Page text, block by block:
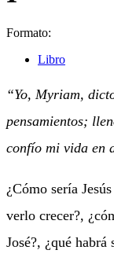
Formato:
Libro
“Yo, Myriam,
pensamientos;
confío mi vida en
¿Cómo sería
verlo crecer?,
José?, ¿qué